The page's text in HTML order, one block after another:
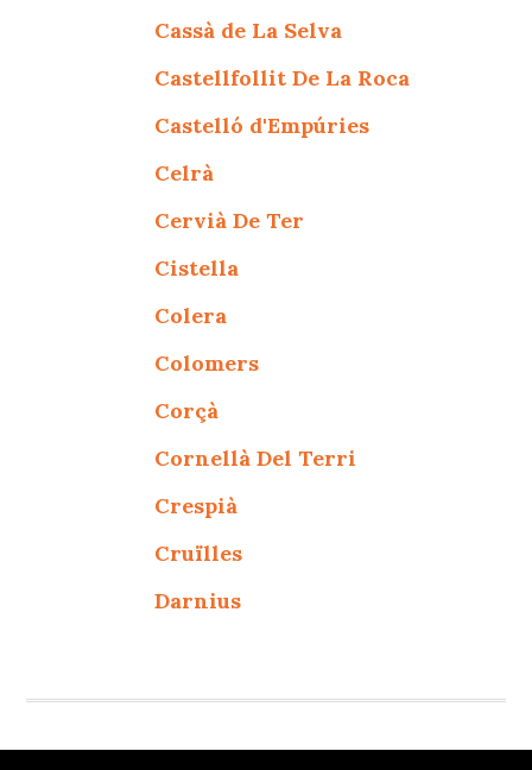
Cassà de La Selva
Castellfollit De La Roca
Castelló d'Empúries
Celrà
Cervià De Ter
Cistella
Colera
Colomers
Corçà
Cornellà Del Terri
Crespià
Cruïlles
Darnius